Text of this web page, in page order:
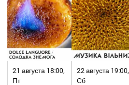
21 августа 18:00,
Пт
22 августа 19:00,
Сб